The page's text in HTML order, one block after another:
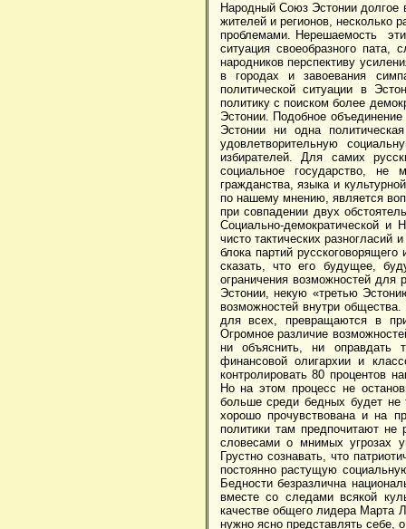
Народный Союз Эстонии долгое
жителей и регионов, несколько
проблемами. Нерешаемость
ситуация своеобразного
народников перспективу
в городах и завоевания
политической ситуации в
политику с поиском более
Эстонии. Подобное
Эстонии ни одна
удовлетворительную
избирателей. Для самих
социальное государство,
гражданства, языка и
по нашему мнению, является
при совпадении двух
Социально-демократической
чисто тактических
блока партий
сказать, что его будущее,
ограничения возможностей для
Эстонии, некую «третью
возможностей внутри
для всех, превращаются в
Огромное различие
ни объяснить, ни оправдать
финансовой олигархии и
контролировать 80 процентов
Но на этом процесс не
больше среди бедных будет не
хорошо прочувствована и на
политики там предпочитают не
словесами о мнимых угрозах
Грустно сознавать, что
постоянно растущую
Бедности безразлична
вместе со следами всякой
качестве общего лидера Марта
нужно ясно представлять